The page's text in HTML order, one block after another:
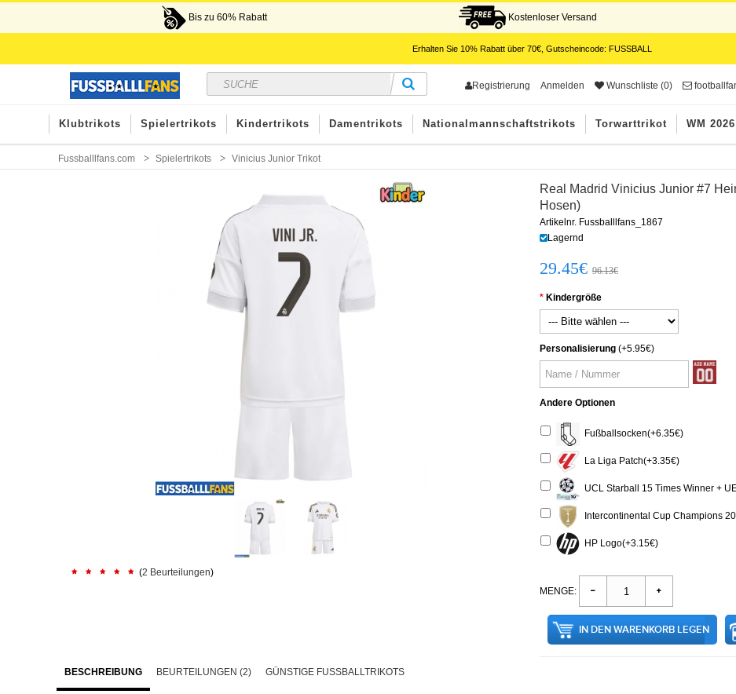
Bis zu 60% Rabatt Kostenloser Versand
Erhalten Sie 10%Rabatt über 70€, Gutscheincode: FUSSBALL
Registrierung Anmelden Wunschliste (0)
Klubtrikots Spielertrikots Kindertrikots Damentrikots Nationalmannschaftstrikots Torwarttrikot WM
Fussballlfans.com Spielertrikots Vinicius Junior Trikot
(2 Beurteilungen)
Real Madrid Vinicius Junior #7
Hosen)
Artikelnr. Fussballlfans_1867
Lagernd
29.45€ 96.13€
Kindergröße
Personalisierung (+5.95€)
Andere Optionen
Fußballsocken(+6.35€)
La Liga Patch(+3.35€)
UCL Starball 15 Times Winner +
Intercontinental Cup Champions
HP Logo(+3.15€)
MENGE:
IN DEN WARENKORB LEGEN
BESCHREIBUNG BEURTEILUNGEN (2) GÜNSTIGE FUSSBALLTRIKOTS